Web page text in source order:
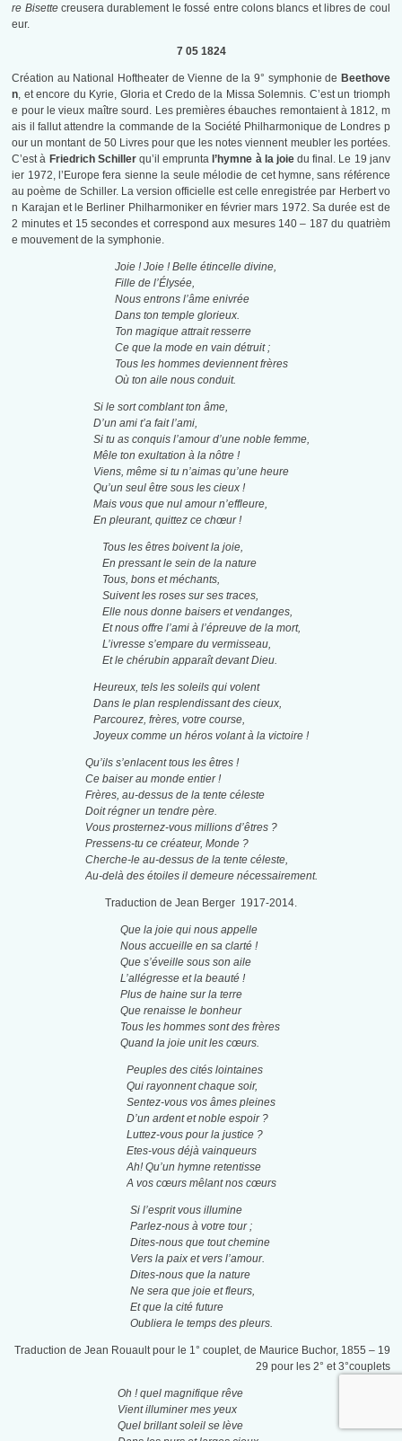
re Bisettecreusera durablement le fossé entre colons blancs et libres de coul
eur.
7 05 1824
Création au National Hoftheater de Vienne de la 9° symphonie de Beethove
n, et encore du Kyrie, Gloria et Credo de la Missa Solemnis. C’est un triomph
e pour le vieux maître sourd. Les premières ébauches remontaient à 1812, m
ais il fallut attendre la commande de la Société Philharmonique de Londres p
our un montant de 50 Livres pour que les notes viennent meubler les portées.
C’est à Friedrich Schillerqu’il emprunta l’hymne à la joiedu final. Le 19 janv
ier 1972, l’Europe fera sienne la seule mélodie de cet hymne, sans référence
au poème de Schiller. La version officielle est celle enregistrée par Herbert vo
n Karajan et le Berliner Philharmoniker en février mars 1972. Sa durée est de
2 minutes et 15 secondes et correspond aux mesures 140 – 187 du quatrièm
e mouvement de la symphonie.
Joie ! Joie ! Belle étincelle divine,
Fille de l’Élysée,
Nous entrons l’âme enivrée
Dans ton temple glorieux.
Ton magique attrait resserre
Ce que la mode en vain détruit ;
Tous les hommes deviennent frères
Où ton aile nous conduit.
Si le sort comblant ton âme,
D’un ami t’a fait l’ami,
Si tu as conquis l’amour d’une noble femme,
Mêle ton exultation à la nôtre !
Viens, même si tu n’aimas qu’une heure
Qu’un seul être sous les cieux !
Mais vous que nul amour n’effleure,
En pleurant, quittez ce chœur !
Tous les êtres boivent la joie,
En pressant le sein de la nature
Tous, bons et méchants,
Suivent les roses sur ses traces,
Elle nous donne baisers et vendanges,
Et nous offre l’ami à l’épreuve de la mort,
L’ivresse s’empare du vermisseau,
Et le chérubin apparaît devant Dieu.
Heureux, tels les soleils qui volent
Dans le plan resplendissant des cieux,
Parcourez, frères, votre course,
Joyeux comme un héros volant à la victoire !
Qu’ils s’enlacent tous les êtres !
Ce baiser au monde entier !
Frères, au-dessus de la tente céleste
Doit régner un tendre père.
Vous prosternez-vous millions d’êtres ?
Pressens-tu ce créateur, Monde ?
Cherche-le au-dessus de la tente céleste,
Au-delà des étoiles il demeure nécessairement.
Traduction de Jean Berger 1917-2014.
Que la joie qui nous appelle
Nous accueille en sa clarté !
Que s’éveille sous son aile
L’allégresse et la beauté !
Plus de haine sur la terre
Que renaisse le bonheur
Tous les hommes sont des frères
Quand la joie unit les cœurs.
Peuples des cités lointaines
Qui rayonnent chaque soir,
Sentez-vous vos âmes pleines
D’un ardent et noble espoir ?
Luttez-vous pour la justice ?
Etes-vous déjà vainqueurs
Ah! Qu’un hymne retentisse
A vos cœurs mêlant nos cœurs
Si l’esprit vous illumine
Parlez-nous à votre tour ;
Dites-nous que tout chemine
Vers la paix et vers l’amour.
Dites-nous que la nature
Ne sera que joie et fleurs,
Et que la cité future
Oubliera le temps des pleurs.
Traduction de Jean Rouault pour le 1° couplet, de Maurice Buchor, 1855 – 19
29 pour les 2° et 3°couplets
Oh ! quel magnifique rêve
Vient illuminer mes yeux
Quel brillant soleil se lève